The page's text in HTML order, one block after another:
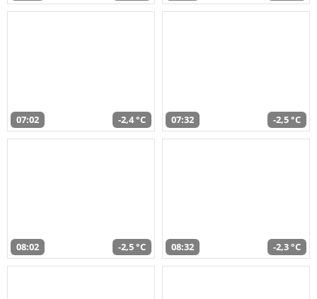
07:02 -2,4 °C 07:32 -2,5 °C
08:02 -2,5 °C 08:32 -2,3 °C